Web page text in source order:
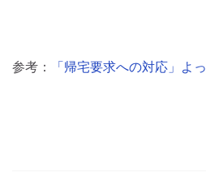
参考： 「帰宅要求への対応」よ